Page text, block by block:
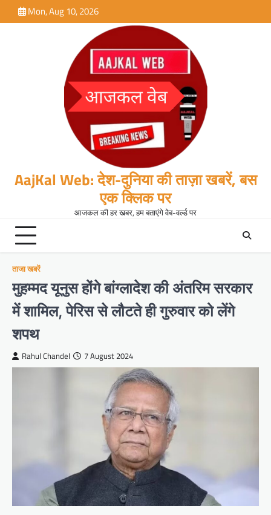
to
Mon, Aug 10, 2026
AajKal Web: देश-दुनिया की ताज़ा खबरें, बस
एक क्लिक पर
आजकल की हर खबर, हम बताएंगे वेब-वर्ल्ड पर
ताजा खबरें
मुहम्मद यूनुस होंगे बांग्लादेश की अंतरिम सरकार
में शामिल, पेरिस से लौटते ही गुरुवार को लेंगे
शपथ
Rahul Chandel 7 August 2024